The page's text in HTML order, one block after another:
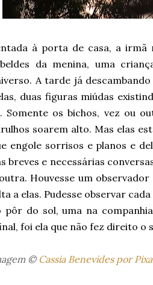
à porta de casa, a irmã
da menina, uma
A tarde já
duas figuras miúdas
Somente os bichos, vez ou
soarem alto. Mas elas
engole sorrisos e planos e
breves e necessárias
Houvesse um
a elas. Pudesse observar
pôr do sol, uma na
foi ela que não fez direito o
© Cassia Benevides por